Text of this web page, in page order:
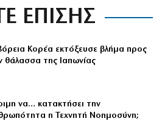
ΕΠΙΣΗΣ
Κορέα εκτόξευσε βλήμα προς
θάλασσα της Ιαπωνίας
να… κατακτήσει την
η Τεχνητή Νοημοσύνη;